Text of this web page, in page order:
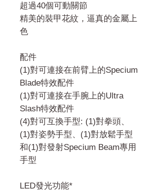
超過40個可動關節
精美的裝甲花紋，逼真的金屬上
色
配件
(1)對可連接在前臂上的Specium
Blade特效配件
(1)對可連接在手腕上的Ultra
Slash特效配件
(4)對可互換手型: (1)對拳頭、
(1)對姿勢手型、(1)對放鬆手型
和(1)對發射Specium Beam專用
手型
LED發光功能*